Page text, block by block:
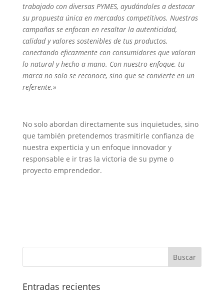
trabajado con diversas PYMES, ayudándoles a destacar
su propuesta única en mercados competitivos. Nuestras
campañas se enfocan en resaltar la autenticidad,
calidad y valores sostenibles de tus productos,
conectando eficazmente con consumidores que valoran
lo natural y hecho a mano. Con nuestro enfoque, tu
marca no solo se reconoce, sino que se convierte en un
referente.»
No solo abordan directamente sus inquietudes, sino
que también pretendemos trasmitirle confianza de
nuestra experticia y un enfoque innovador y
responsable e ir tras la victoria de su pyme o
proyecto emprendedor.
Entradas recientes